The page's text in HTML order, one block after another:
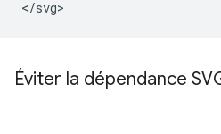
Éviter la dépendance